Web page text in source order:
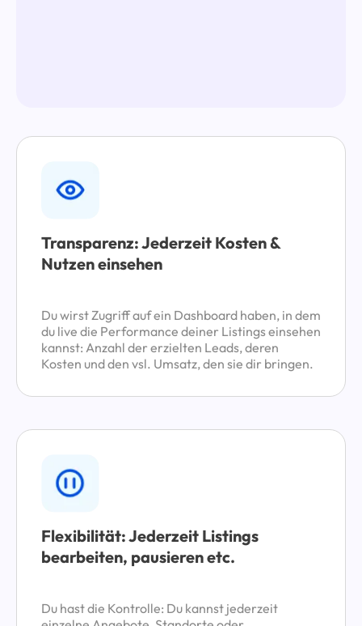
Transparenz: Jederzeit Kosten &
Nutzen einsehen
Du wirst Zugriff auf ein Dashboard haben, in dem
du live die Performance deiner Listings einsehen
kannst: Anzahl der erzielten Leads, deren
Kosten und den vsl. Umsatz, den sie dir bringen.
Flexibilität: Jederzeit Listings
bearbeiten, pausieren etc.
Du hast die Kontrolle: Du kannst jederzeit